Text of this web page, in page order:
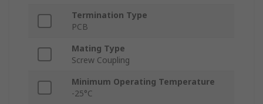
Termination Type
PCB
Mating Type
Screw Coupling
Minimum Operating Temperature
-25°C